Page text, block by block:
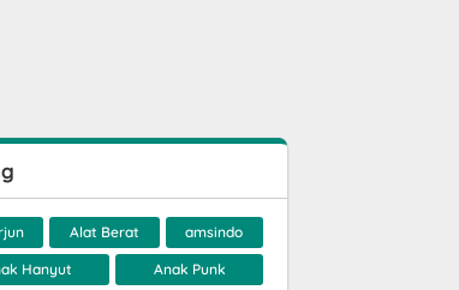
Alat Berat amsindo
Hanyut Anak Punk